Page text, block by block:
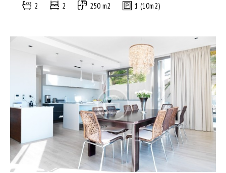
Price
Air Conditioning (9)
Barbeque (11)
Dryer (9)
Gym (12)
Laundry (7)
Lawn (5)
Microwave (8)
Outdoor shower (8)
Refrigerator (4)
Sauna (7)
2
2 250 m2 1 (10m2)